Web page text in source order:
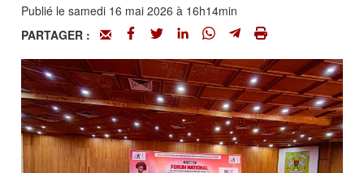
Publié le samedi 16 mai 2026 à 16h14min
PARTAGER :